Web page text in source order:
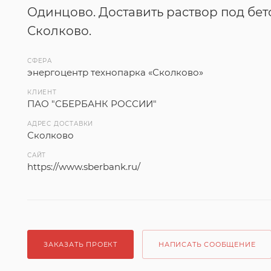
Одинцово. Доставить раствор под
Сколково.
СФЕРА
энергоцентр технопарка «Сколково»
КЛИЕНТ
ПАО "СБЕРБАНК РОССИИ"
АДРЕС ДОСТАВКИ
Сколково
САЙТ
https://www.sberbank.ru/
ЗАКАЗАТЬ ПРОЕКТ НАПИСАТЬ СООБЩЕНИЕ